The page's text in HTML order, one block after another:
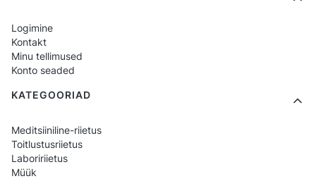
Logimine
Kontakt
Minu tellimused
Konto seaded
KATEGOORIAD
Meditsiiniline-riietus
Toitlustusriietus
Laboririietus
Müük